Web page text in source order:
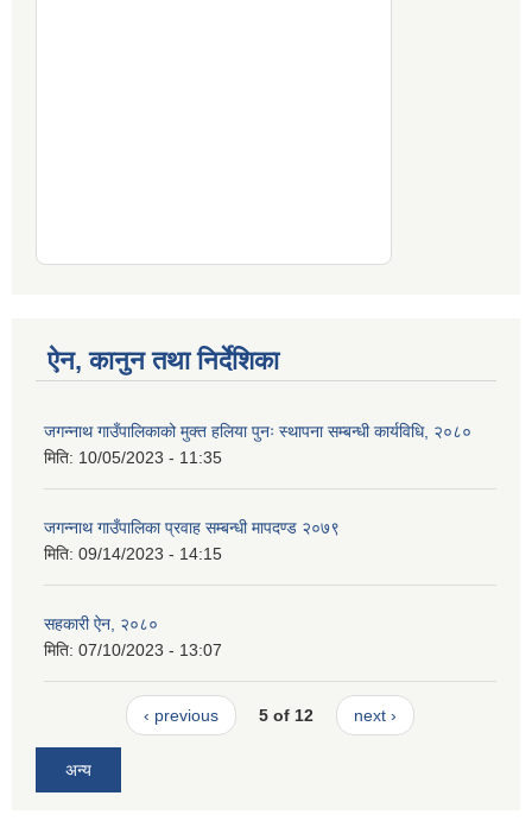
ऐन, कानुन तथा निर्देशिका
जगन्नाथ गाउँपालिकाको मुक्त हलिया पुनः स्थापना सम्बन्धी कार्यविधि, २०८०
मिति: 10/05/2023 - 11:35
जगन्नाथ गाउँपालिका प्रवाह सम्बन्धी मापदण्ड २०७९
मिति: 09/14/2023 - 14:15
सहकारी ऐन, २०८०
मिति: 07/10/2023 - 13:07
‹ previous 5 of 12 next ›
अन्य